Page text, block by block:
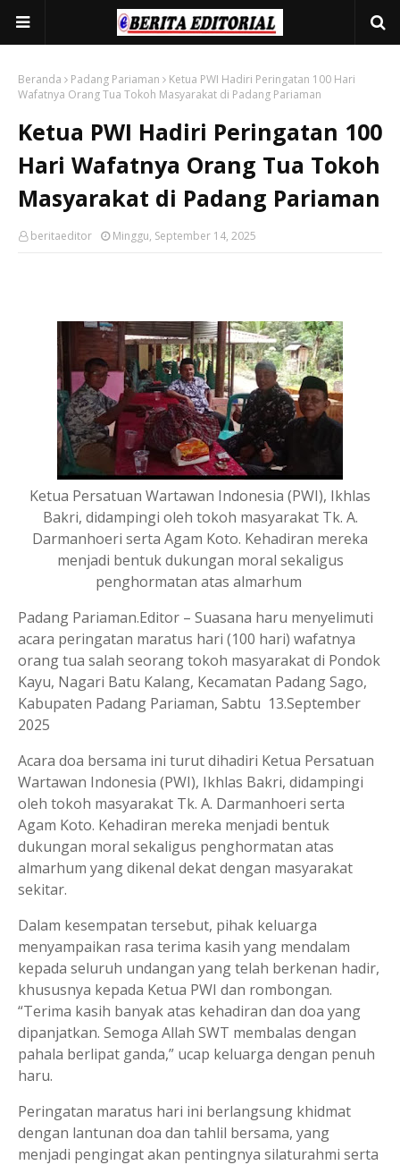
Beranda Padang Pariaman
Ketua PWI Hadiri Peringatan 100 Hari
Wafatnya Orang Tua Tokoh Masyarakat di Padang Pariaman
Ketua PWI Hadiri Peringatan 100
Hari Wafatnya Orang Tua Tokoh
Masyarakat di Padang Pariaman
beritaeditor Minggu, September 14, 2025
Ketua Persatuan Wartawan Indonesia (PWI), Ikhlas
Bakri, didampingi oleh tokoh masyarakat Tk. A.
Darmanhoeri serta Agam Koto. Kehadiran mereka
menjadi bentuk dukungan moral sekaligus
penghormatan atas almarhum
Padang Pariaman.Editor – Suasana haru menyelimuti
acara peringatan maratus hari (100 hari) wafatnya
orang tua salah seorang tokoh masyarakat di Pondok
Kayu, Nagari Batu Kalang, Kecamatan Padang Sago,
Kabupaten Padang Pariaman, Sabtu 13.September
2025
Acara doa bersama ini turut dihadiri Ketua Persatuan
Wartawan Indonesia (PWI), Ikhlas Bakri, didampingi
oleh tokoh masyarakat Tk. A. Darmanhoeri serta
Agam Koto. Kehadiran mereka menjadi bentuk
dukungan moral sekaligus penghormatan atas
almarhum yang dikenal dekat dengan masyarakat
sekitar.
Dalam kesempatan tersebut, pihak keluarga
menyampaikan rasa terima kasih yang mendalam
kepada seluruh undangan yang telah berkenan hadir,
khususnya kepada Ketua PWI dan rombongan.
“Terima kasih banyak atas kehadiran dan doa yang
dipanjatkan. Semoga Allah SWT membalas dengan
pahala berlipat ganda,” ucap keluarga dengan penuh
haru.
Peringatan maratus hari ini berlangsung khidmat
dengan lantunan doa dan tahlil bersama, yang
menjadi pengingat akan pentingnya silaturahmi serta